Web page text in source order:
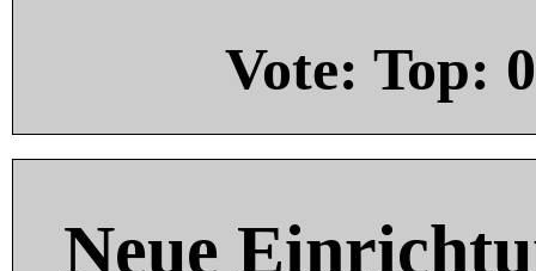
Vote: Top: 0
Neue